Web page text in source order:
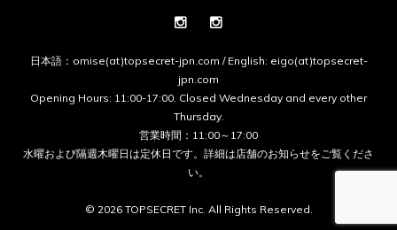
日本語：omise(at)topsecret-jpn.com / English: eigo(at)topsecret-
jpn.com
Opening Hours: 11:00-17:00. Closed Wednesday and every other
Thursday.
営業時間：11:00～17:00
水曜および隔週木曜日は定休日です。詳細は店舗のお知らせをご覧くださ
い。
© 2026 TOPSECRET Inc. All Rights Reserved.